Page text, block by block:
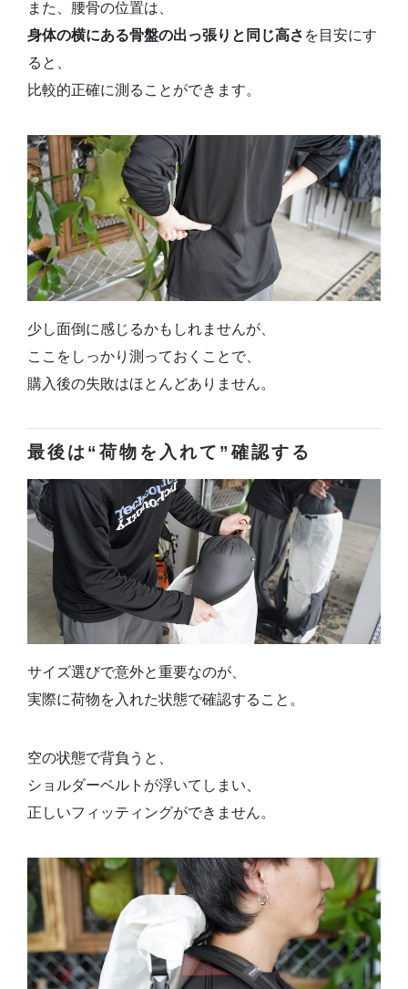
また、腰骨の位置は、
身体の横にある骨盤の出っ張りと同じ高さ を目安にす
ると、
比較的正確に測ることができます。
少し面倒に感じるかもしれませんが、
ここをしっかり測っておくことで、
購入後の失敗はほとんどありません。
最後は“荷物を入れて”確認する
サイズ選びで意外と重要なのが、
実際に荷物を入れた状態で確認すること。
空の状態で背負うと、
ショルダーベルトが浮いてしまい、
正しいフィッティングができません。